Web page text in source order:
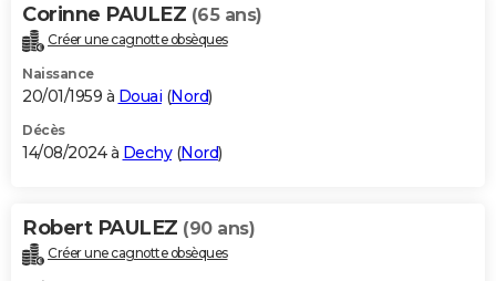
Alimentation
Guide de la santé
Maladies
Médicaments
Sommeil
VOYAGE
Destinations
City break
Voyage nature
Voyage de noces
Forum
Climat
+PHOTO
GUIDES D'ACHAT
BONS PLANS
Carte de Noël
Carte Bonne année
Carte Saint-Valentin
Carte Pâques
Carte d'anniversaire
DICTIONNAIRE
Corinne PAULEZ (65 ans)
Créer une cagnotte obsèques
Naissance
20/01/1959 à Douai (Nord)
Décès
14/08/2024 à Dechy(Nord)
Robert PAULEZ (90 ans)
Créer une cagnotte obsèques